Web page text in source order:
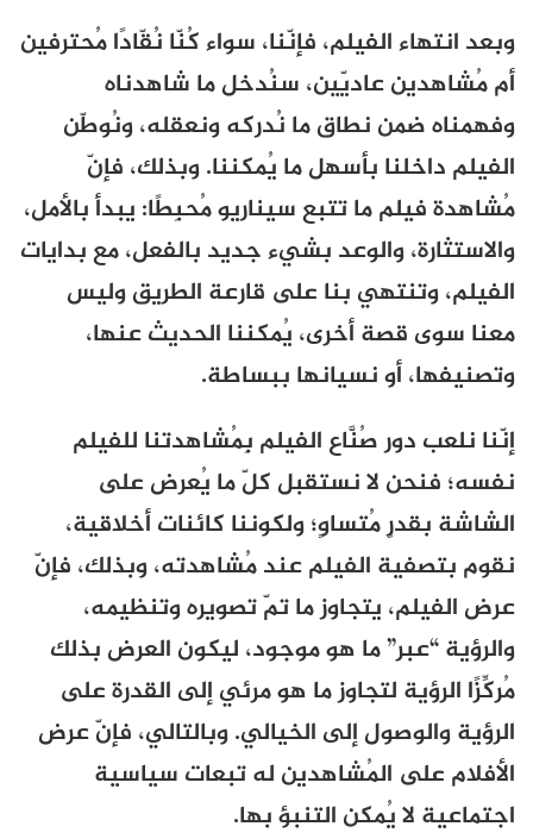
وبعد انتهاء الفيلم، فإنّنا، سواء كُنّا نُقّادًا مُحترفين
أم مُشاهدين عاديّين، سنُدخل ما شاهدناه
وفهمناه ضمن نطاق ما نُدركه ونعقله، ونُوطّن
الفيلم داخلنا بأسهل ما يُمكننا. وبذلك، فإنّ
مُشاهدة فيلم ما تتبع سيناريو مُحبِطًا: يبدأ بالأمل،
والاستثارة، والوعد بشيء جديد بالفعل، مع بدايات
الفيلم، وتنتهي بنا على قارعة الطريق وليس
معنا سوى قصة أخرى، يُمكننا الحديث عنها،
وتصنيفها، أو نسيانها ببساطة.
إنّنا نلعب دور صُنَّاع الفيلم بِمُشاهدتنا للفيلم
نفسه؛ فنحن لا نستقبل كلّ ما يُعرض على
الشاشة بقدرٍ مُتساوٍ؛ ولكوننا كائنات أخلاقية،
نقوم بتصفية الفيلم عند مُشاهدته، وبذلك، فإنّ
عرض الفيلم، يتجاوز ما تمّ تصويره وتنظيمه،
والرؤية “عبر” ما هو موجود، ليكون العرض بذلك
مُركِّزًا الرؤية لتجاوز ما هو مرئي إلى القدرة على
الرؤية والوصول إلى الخيالي. وبالتالي، فإنّ عرض
الأفلام على المُشاهدين له تبعات سياسية
اجتماعية لا يُمكن التنبؤ بها.